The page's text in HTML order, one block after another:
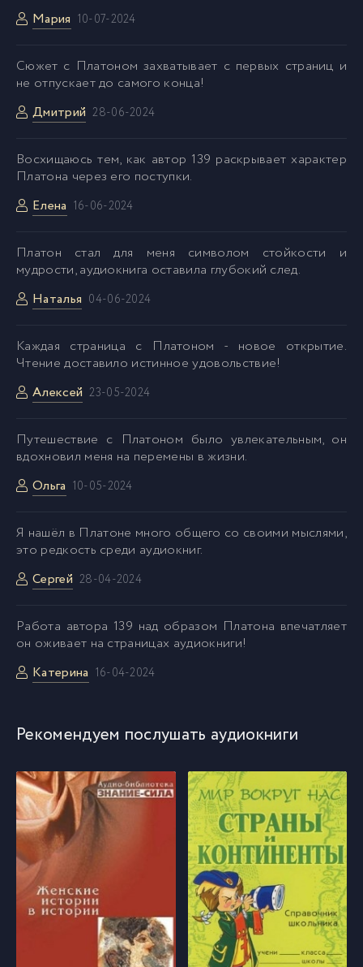
41 041
42 042
44 044
46 046
051
52 052
53 053
54 054
56 056
57 057
58
059
Мария 10-07-2024
Сюжет с Платоном захватывает с первых страниц и
не отпускает до самого конца!
Дмитрий 28-06-2024
Восхищаюсь тем, как автор 139 раскрывает характер
Платона через его поступки.
Елена 16-06-2024
Платон стал для меня символом стойкости и
мудрости, аудиокнига оставила глубокий след.
Наталья 04-06-2024
Каждая страница с Платоном - новое открытие.
Чтение доставило истинное удовольствие!
Алексей 23-05-2024
Путешествие с Платоном было увлекательным, он
вдохновил меня на перемены в жизни.
Ольга 10-05-2024
Я нашёл в Платоне много общего со своими мыслями,
это редкость среди аудиокниг.
Сергей 28-04-2024
Pабота автора 139 над образом Платона впечатляет
он оживает на страницах аудиокниги!
Kатерина 16-04-2024
Рекомендуем послушать аудиокниги